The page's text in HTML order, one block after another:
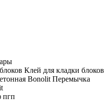
Клей для кладки блоков
Перемычка
пгп